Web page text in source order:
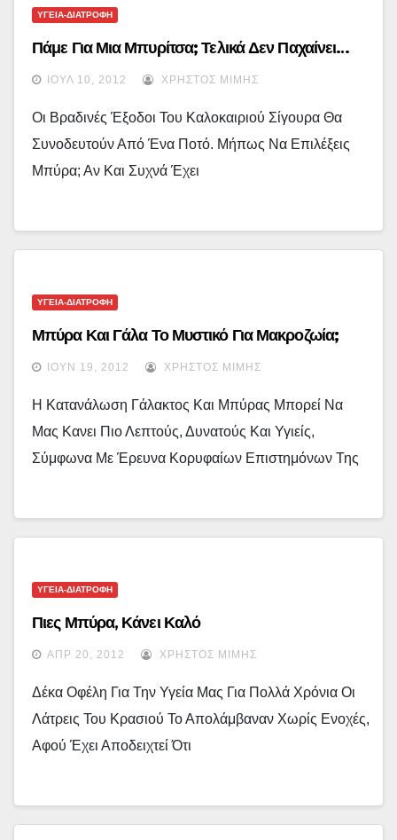
ΥΓΕΙΑ-ΔΙΑΤΡΟΦΗ
Πάμε Για Μια Μπυρίτσα; Τελικά Δεν Παχαίνει…
ΙΟΎΛ 10, 2012 ΧΡΉΣΤΟΣ ΜΊΜΗΣ
Οι Βραδινές Έξοδοι Του Καλοκαιριού Σίγουρα Θα
Συνοδευτούν Από Ένα Ποτό. Μήπως Να Επιλέξεις
Μπύρα; Αν Και Συχνά Έχει
ΥΓΕΙΑ-ΔΙΑΤΡΟΦΗ
Μπύρα Και Γάλα Το Μυστικό Για Μακροζωία;
ΙΟΎΝ 19, 2012 ΧΡΉΣΤΟΣ ΜΊΜΗΣ
Η Κατανάλωση Γάλακτος Και Μπύρας Μπορεί Να
Μας Κανει Πιο Λεπτούς, Δυνατούς Και Υγιείς,
Σύμφωνα Με Έρευνα Κορυφαίων Επιστημόνων Της
ΥΓΕΙΑ-ΔΙΑΤΡΟΦΗ
Πιες Μπύρα, Κάνει Καλό
ΑΠΡ 20, 2012 ΧΡΉΣΤΟΣ ΜΊΜΗΣ
Δέκα Οφέλη Για Την Υγεία Μας Για Πολλά Χρόνια Οι
Λάτρεις Του Κρασιού Το Απολάμβαναν Χωρίς Ενοχές,
Αφού Έχει Αποδειχτεί Ότι